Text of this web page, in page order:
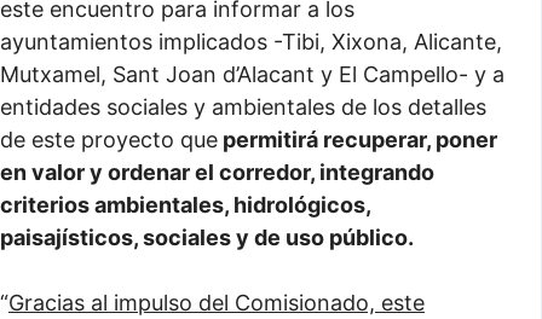
este encuentro para informar a los
ayuntamientos implicados -Tibi, Xixona, Alicante,
Mutxamel, Sant Joan d’Alacant y El Campello- y a
entidades sociales y ambientales de los detalles
de este proyecto que permitirá recuperar, poner
en valor y ordenar el corredor, integrando
criterios ambientales, hidrológicos,
paisajísticos, sociales y de uso público.
“Gracias al impulso del Comisionado, este